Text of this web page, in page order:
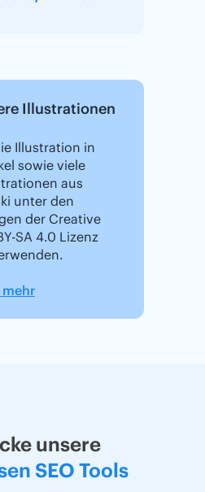
Illustrationen
Illustration in
sowie viele
aus
unter den
der Creative
SA 4.0 Lizenz
mehr
unsere
SEO Tools